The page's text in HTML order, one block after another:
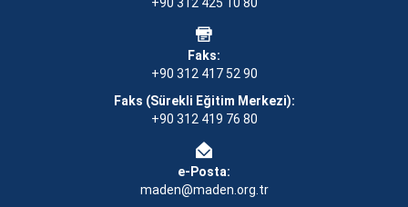
Faks:
+90 312 417 52 90
Faks (Sürekli Eğitim Merkezi):
+90 312 419 76 80
e-Posta:
maden@maden.org.tr